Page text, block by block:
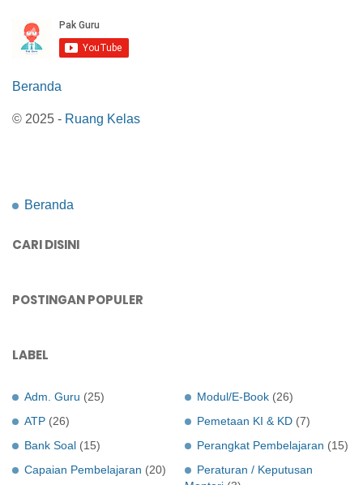
Beranda
© 2025 - Ruang Kelas
Beranda
CARI DISINI
POSTINGAN POPULER
LABEL
Adm. Guru (25)
ATP (26)
Bank Soal (15)
Capaian Pembelajaran (20)
Modul/E-Book (26)
Pemetaan KI & KD (7)
Perangkat Pembelajaran (15)
Peraturan / Keputusan